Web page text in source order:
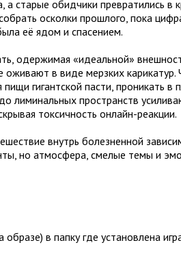
а старые обидчики превратились
осколки прошлого, пока
её ядом и спасением.
одержимая «идеальной»
в виде мерзких карикатур.
гигантской пасти, проникать
лиминальных пространств
токсичность онлайн-реакции.
внутрь болезненной
но атмосфера, смелые темы и
в папку где установлена